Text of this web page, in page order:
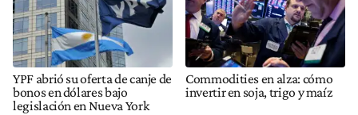
YPF abrió su oferta de canje de
bonos en dólares bajo
legislación en Nueva York
Commodities en alza: cómo
invertir en soja, trigo y maíz